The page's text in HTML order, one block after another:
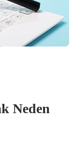
Neden